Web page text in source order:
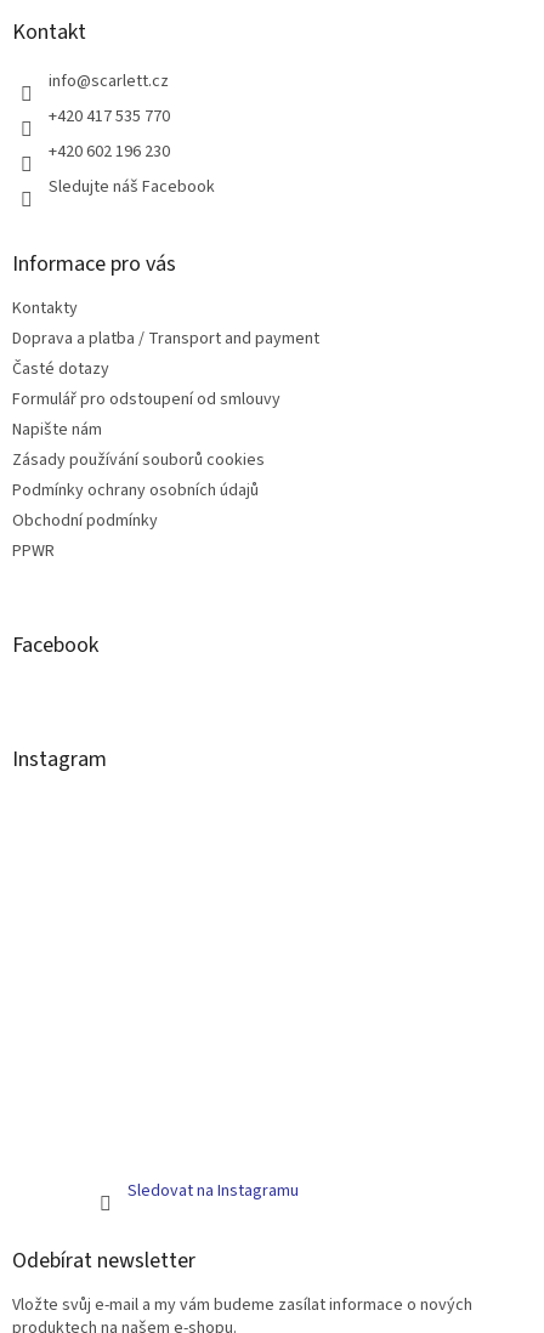
Kontakt
info@scarlett.cz
+420 417 535 770
+420 602 196 230
Sledujte náš Facebook
Informace pro vás
Kontakty
Doprava a platba / Transport and payment
Časté dotazy
Formulář pro odstoupení od smlouvy
Napište nám
Zásady používání souborů cookies
Podmínky ochrany osobních údajů
Obchodní podmínky
PPWR
Facebook
Instagram
Sledovat na Instagramu
Odebírat newsletter
Vložte svůj e-mail a my vám budeme zasílat informace o nových
produktech na našem e-shopu.